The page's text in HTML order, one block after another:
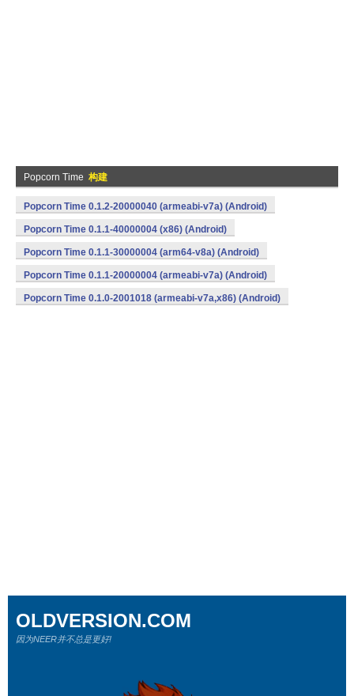
Popcorn Time 构建
Popcorn Time 0.1.2-20000040 (armeabi-v7a) (Android)
Popcorn Time 0.1.1-40000004 (x86) (Android)
Popcorn Time 0.1.1-30000004 (arm64-v8a) (Android)
Popcorn Time 0.1.1-20000004 (armeabi-v7a) (Android)
Popcorn Time 0.1.0-2001018 (armeabi-v7a,x86) (Android)
OLDVERSION.COM
因为NEER并不总是更好!